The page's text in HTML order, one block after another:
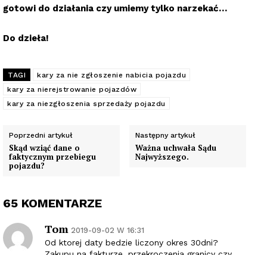
gotowi do działania czy umiemy tylko narzekać…
Do dzieła!
TAGI
kary za nie zgłoszenie nabicia pojazdu
kary za nierejstrowanie pojazdów
kary za niezgłoszenia sprzedaży pojazdu
Poprzedni artykuł
Skąd wziąć dane o
faktycznym przebiegu
pojazdu?
Następny artykuł
Ważna uchwała Sądu
Najwyższego.
65 KOMENTARZE
Tom 2019-09-02 W 16:31
Od ktorej daty bedzie liczony okres 30dni?